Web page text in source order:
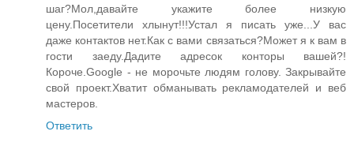
шаг?Мол,давайте укажите более низкую
цену.Посетители хлынут!!!Устал я писать уже...У вас
даже контактов нет.Как с вами связаться?Может я к вам в
гости заеду.Дадите адресок конторы вашей?!
Короче.Google - не морочьте людям голову. Закрывайте
свой проект.Хватит обманывать рекламодателей и веб
мастеров.
Ответить